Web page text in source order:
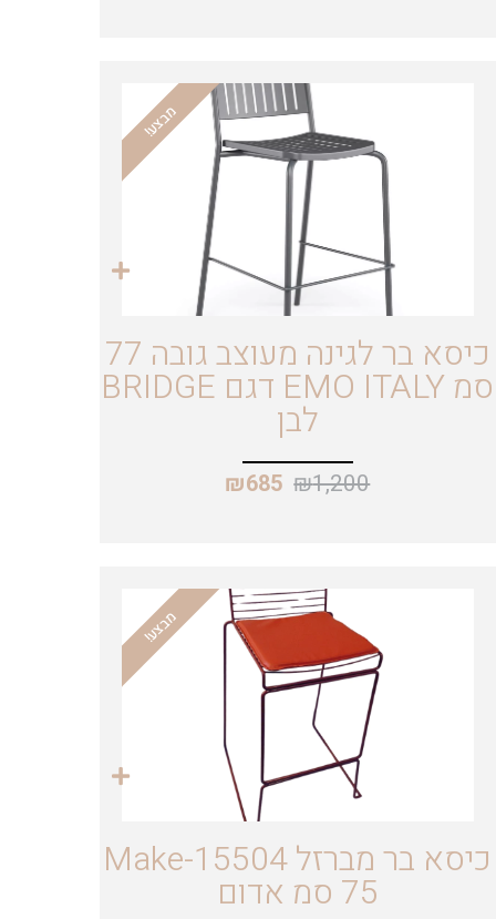
מבצע!
כיסא בר לגינה מעוצב גובה 77
סמ EMO ITALY דגם BRIDGE
לבן
₪1,200
₪685
מבצע!
כיסא בר מברזל Make-15504
75 סמ אדום